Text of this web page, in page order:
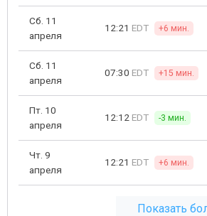
Сб. 11
апреля
12:21 EDT +6 мин.
Сб. 11
апреля
07:30 EDT +15 мин.
Пт. 10
апреля
12:12 EDT -3 мин.
Чт. 9
апреля
12:21 EDT +6 мин.
Показать